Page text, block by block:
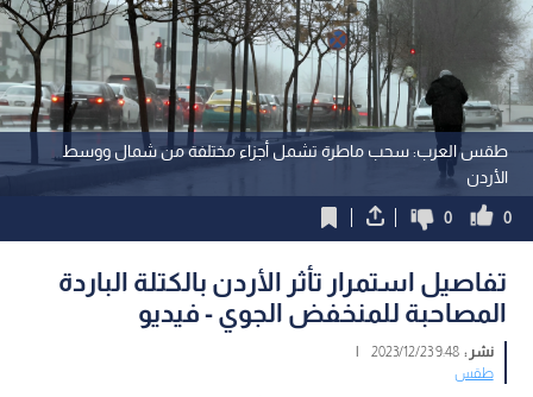
طقس العرب: سحب ماطرة تشمل أجزاء مختلفة من شمال ووسط
الأردن
0
0
تفاصيل استمرار تأثر الأردن بالكتلة الباردة
المصاحبة للمنخفض الجوي - فيديو
نشر :9:48 2023/12/23
|
طقس